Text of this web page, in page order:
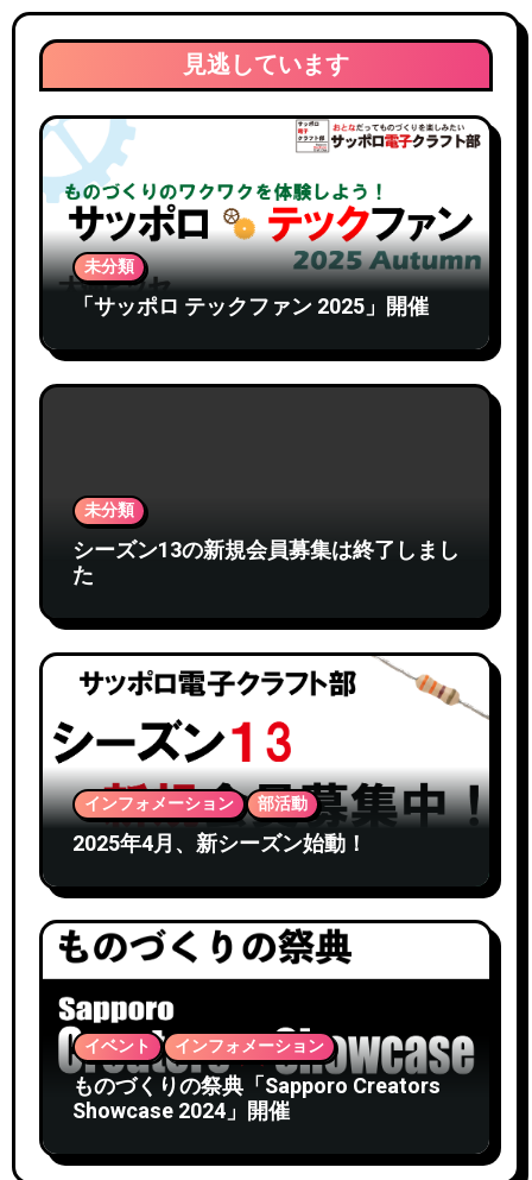
見逃しています
未分類
「サッポロ テックファン 2025」開催
未分類
シーズン13の新規会員募集は終了しまし
た
インフォメーション 部活動
2025年4月、新シーズン始動！
イベント インフォメーション
ものづくりの祭典「Sapporo Creators
Showcase 2024」開催